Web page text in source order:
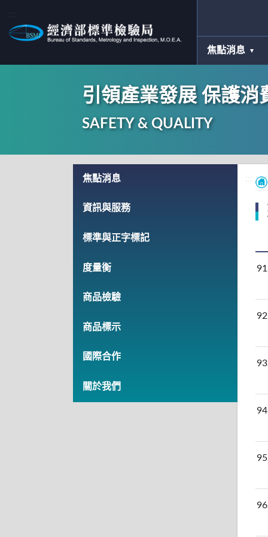
焦點消息
引領產業發展 保護消
SAFETY & QUALITY
焦點消息
資訊與服務
標準與正字標記
度量衡
商品檢驗
商品標示
國際合作
關於我們
91
92
93
94
95
96